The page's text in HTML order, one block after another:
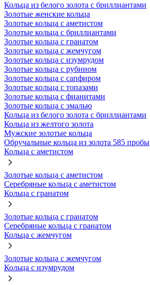
Кольца из белого золота с бриллиантами
Золотые женские кольца
Золотые кольца с аметистом
Золотые кольца с бриллиантами
Золотые кольца с гранатом
Золотые кольца с жемчугом
Золотые кольца с изумрудом
Золотые кольца с рубином
Золотые кольца с сапфиром
Золотые кольца с топазами
Золотые кольца с фианитами
Золотые кольца с эмалью
Кольца из белого золота с бриллиантами
Кольца из желтого золота
Мужские золотые кольца
Обручальные кольца из золота 585 пробы
Кольца с аметистом
Золотые кольца с аметистом
Серебряные кольца с аметистом
Кольца с гранатом
Золотые кольца с гранатом
Серебряные кольца с гранатом
Кольца с жемчугом
Золотые кольца с жемчугом
Кольца с изумрудом